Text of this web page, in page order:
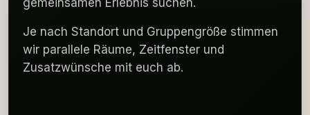
gemeinsamen Erlebnis suchen.
Je nach Standort und Gruppengröße stimmen
wir parallele Räume, Zeitfenster und
Zusatzwünsche mit euch ab.